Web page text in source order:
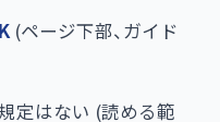
(ページ下部、ガイド
定はない (読める範